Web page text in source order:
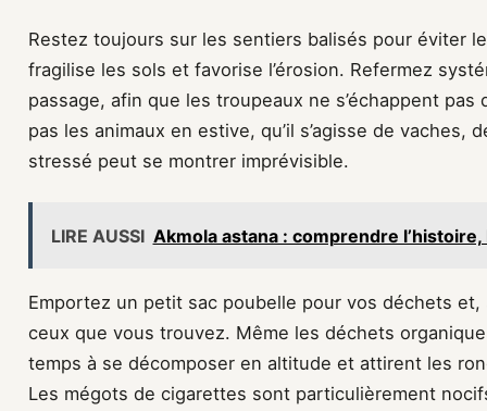
Restez toujours sur les sentiers balisés pour éviter
fragilise les sols et favorise l’érosion. Refermez
passage, afin que les troupeaux ne s’échappent
pas les animaux en estive, qu’il s’agisse de vaches,
stressé peut se montrer imprévisible.
LIRE AUSSI Akmola astana : comprendre
Emportez un petit sac poubelle pour vos déchets
ceux que vous trouvez. Même les déchets
temps à se décomposer en altitude et attirent les
Les mégots de cigarettes sont particulièrement